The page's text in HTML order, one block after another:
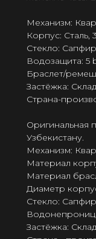
Механизм:
Корпус: Сталь,
Стекло:
Водозащита: 5
Браслет/
Застёжка:
Страна-
Оригинальная
Узбекистану.
Механизм:
Материал
Материал
Диаметр
Стекло:
Застёжка: